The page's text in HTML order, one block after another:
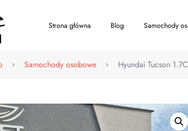
Strona główna Blog Samochody
Samochody osobowe Hyundai Tucson